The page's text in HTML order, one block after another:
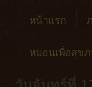
หน้าแรก
หมอนเพื่อสุขภ